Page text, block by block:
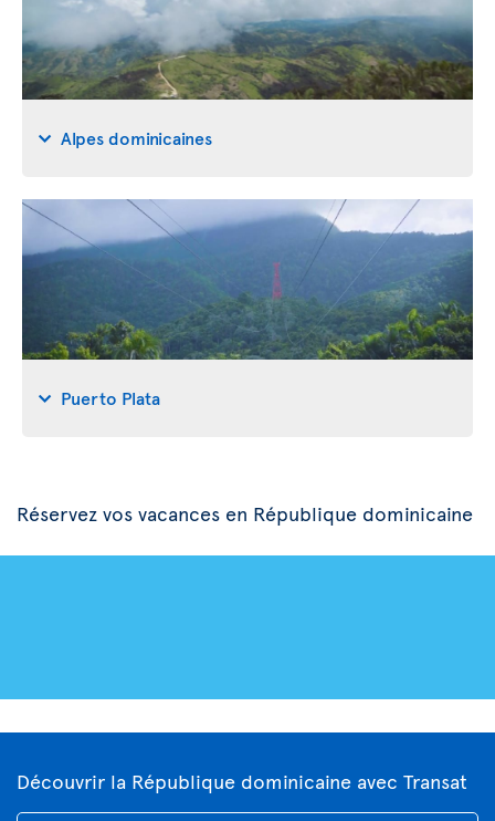
Alpes dominicaines
Puerto Plata
Réservez vos vacances en République dominicaine
Découvrir la République dominicaine avec Transat